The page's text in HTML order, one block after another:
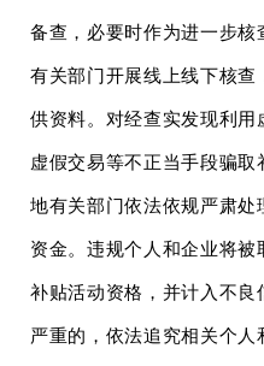
备查，必要时作为进一步核
有关部门开展线上线下核查
供资料。对经查实发现利用
虚假交易等不正当手段骗取
地有关部门依法依规严肃处
资金。违规个人和企业将被
补贴活动资格，并计入不良
严重的，依法追究相关个人